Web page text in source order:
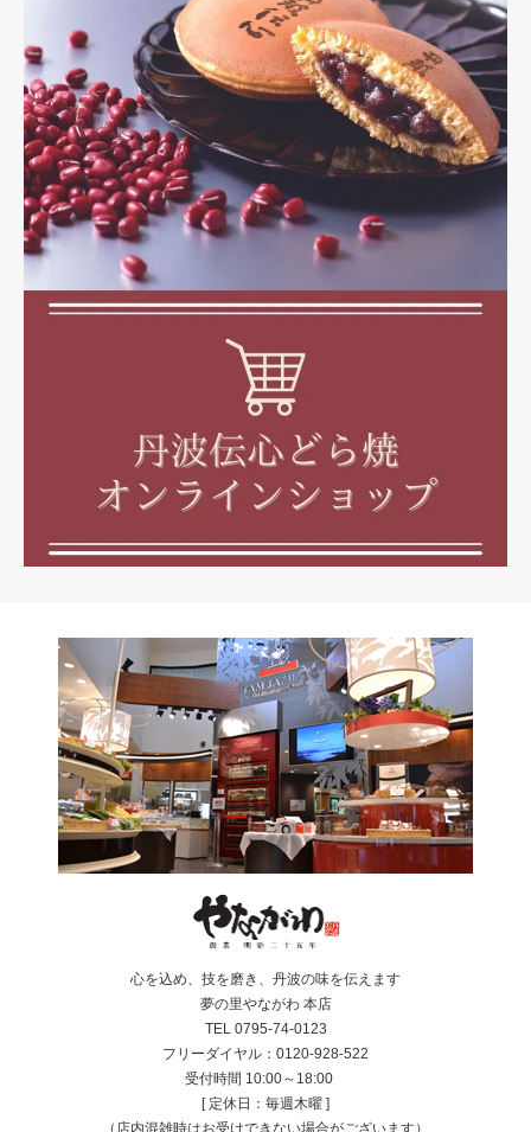
心を込め、技を磨き、丹波の味を伝えます
夢の里やながわ 本店
TEL 0795-74-0123
フリーダイヤル：0120-928-522
受付時間 10:00～18:00
[ 定休日：毎週木曜 ]
（店内混雑時はお受けできない場合がございます）